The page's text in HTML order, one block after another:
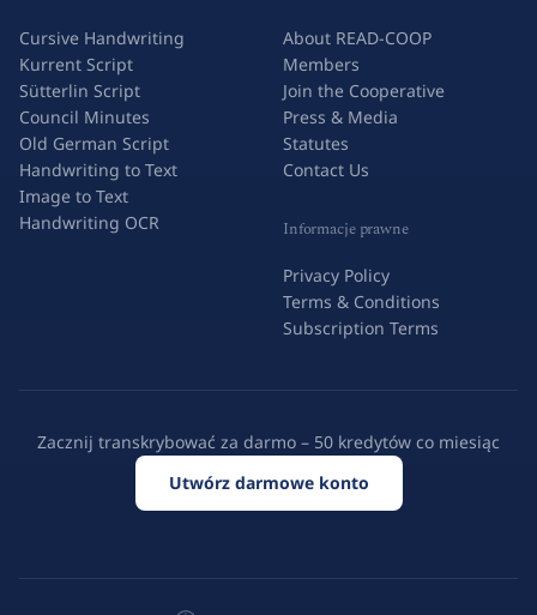
Cursive Handwriting
Kurrent Script
Sütterlin Script
Council Minutes
Old German Script
Handwriting to Text
Image to Text
Handwriting OCR
About READ-COOP
Members
Join the Cooperative
Press & Media
Statutes
Contact Us
Informacje prawne
Privacy Policy
Terms & Conditions
Subscription Terms
Zacznij transkrybować za darmo – 50 kredytów co miesiąc
Utwórz darmowe konto